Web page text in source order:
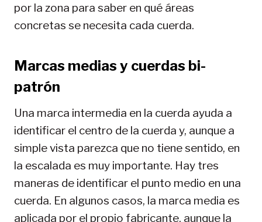
por la zona para saber en qué áreas
concretas se necesita cada cuerda.
Marcas medias y cuerdas bi-
patrón
Una marca intermedia en la cuerda ayuda a
identificar el centro de la cuerda y, aunque a
simple vista parezca que no tiene sentido, en
la escalada es muy importante. Hay tres
maneras de identificar el punto medio en una
cuerda. En algunos casos, la marca media es
aplicada por el propio fabricante, aunque la